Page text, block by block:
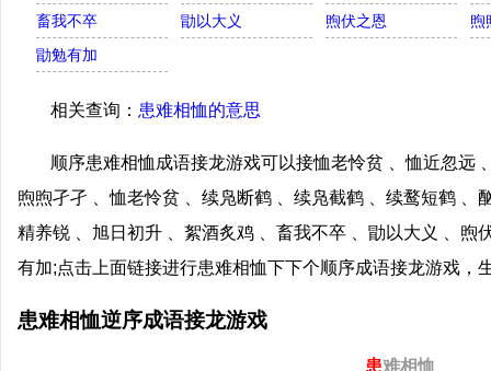
畜我不卒
勖以大义 煦伏之恩
煦
勖勉有加
相关查询： 患难相恤的意思
顺序患难相恤成语接龙游戏可以接恤老怜贫 、恤近忽远
煦煦孑孑 、恤老怜贫 、续凫断鹤 、续凫截鹤 、续鹜短鹤 、
精养锐 、旭日初升 、絮酒炙鸡 、畜我不卒 、勖以大义 、煦
有加;点击上面链接进行患难相恤下下个顺序成语接龙游戏，
患难相恤逆序成语接龙游戏
患难相恤